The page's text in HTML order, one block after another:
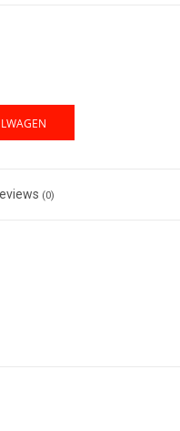
(0)
inzetbaar. Materiaal: